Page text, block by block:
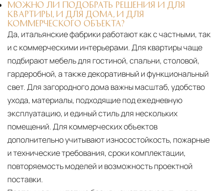
МОЖНО ЛИ ПОДОБРАТЬ РЕШЕНИЯ И ДЛЯ
КВАРТИРЫ, И ДЛЯ ДОМА, И ДЛЯ
КОММЕРЧЕСКОГО ОБЪЕКТА?
Да, итальянские фабрики работают как с частными, так
и с коммерческими интерьерами. Для квартиры чаще
подбирают мебель для гостиной, спальни, столовой,
гардеробной, а также декоративный и функциональный
свет. Для загородного дома важны масштаб, удобство
ухода, материалы, подходящие под ежедневную
эксплуатацию, и единый стиль для нескольких
помещений. Для коммерческих объектов
дополнительно учитывают износостойкость, пожарные
и технические требования, сроки комплектации,
повторяемость моделей и возможность проектной
поставки.